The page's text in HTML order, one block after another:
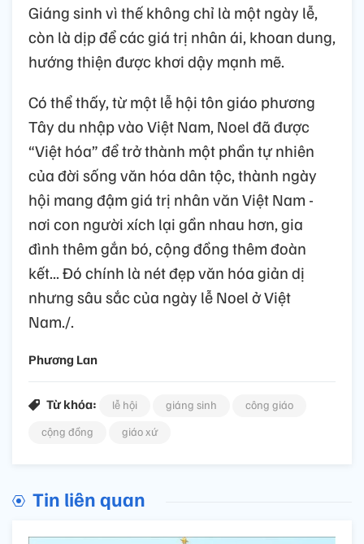
Giáng sinh vì thế không chỉ là một ngày lễ,
còn là dịp để các giá trị nhân ái, khoan dung,
hướng thiện được khơi dậy mạnh mẽ.
Có thể thấy, từ một lễ hội tôn giáo phương
Tây du nhập vào Việt Nam, Noel đã được
“Việt hóa” để trở thành một phần tự nhiên
của đời sống văn hóa dân tộc, thành ngày
hội mang đậm giá trị nhân văn Việt Nam -
nơi con người xích lại gần nhau hơn, gia
đình thêm gắn bó, cộng đồng thêm đoàn
kết... Đó chính là nét đẹp văn hóa giản dị
nhưng sâu sắc của ngày lễ Noel ở Việt
Nam./.
Phương Lan
Từ khóa: lễ hội giáng sinh
công giáo
cộng đồng
giáo xứ
Tin liên quan